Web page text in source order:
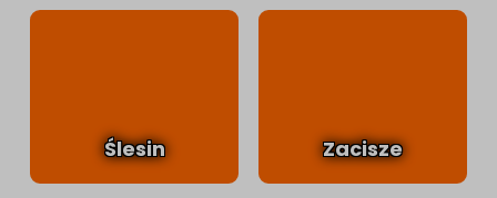
Ślesin Zacisze